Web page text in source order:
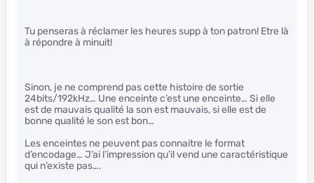
Tu penseras à réclamer les heures supp à ton patron! Etre là
à répondre à minuit!
Sinon, je ne comprend pas cette histoire de sortie
24bits/192kHz… Une enceinte c’est une enceinte… Si elle
est de mauvais qualité la son est mauvais, si elle est de
bonne qualité le son est bon…
Les enceintes ne peuvent pas connaitre le format
d’encodage… J’ai l’impression qu’il vend une caractéristique
qui n’existe pas….